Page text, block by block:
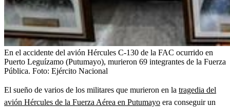
En el accidente del avión Hércules C-130 de la FAC ocurrido en
Puerto Leguízamo (Putumayo), murieron 69 integrantes de la Fuerza
Pública. Foto: Ejército Nacional
El sueño de varios de los militares que murieron en la tragedia del
avión Hércules de la Fuerza Aérea en Putumayo era conseguir un